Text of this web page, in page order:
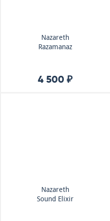
Nazareth
Razamanaz
4 500 ₽
Nazareth
Sound Elixir